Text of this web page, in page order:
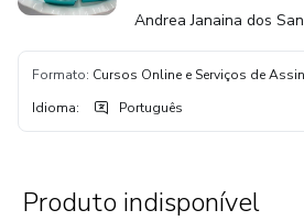
Andrea Janaina dos
Formato: Cursos Online e Serviços de
Idioma: Português
Produto indisponível